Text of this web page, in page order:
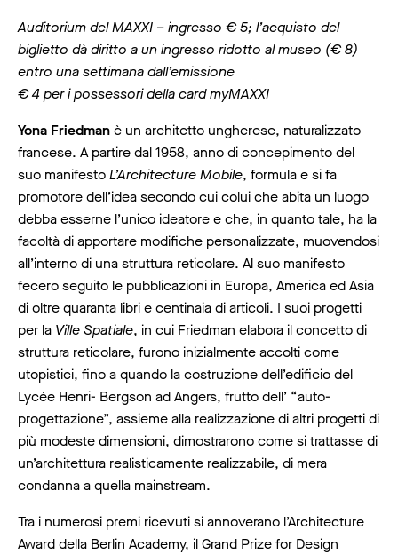
Auditorium del MAXXI – ingresso € 5; l’acquisto del
biglietto dà diritto a un ingresso ridotto al museo (€ 8)
entro una settimana dall’emissione
€ 4 per i possessori della card myMAXXI
Yona Friedmanè un architetto ungherese, naturalizzato
francese. A partire dal 1958, anno di concepimento del
suo manifestoL’Architecture Mobile, formula e si fa
promotore dell’idea secondo cui colui che abita un luogo
debba esserne l’unico ideatore e che, in quanto tale, ha la
facoltà di apportare modifiche personalizzate, muovendosi
all’interno di una struttura reticolare. Al suo manifesto
fecero seguito le pubblicazioni in Europa, America ed Asia
di oltre quaranta libri e centinaia di articoli. I suoi progetti
per la Ville Spatiale, in cui Friedman elabora il concetto di
struttura reticolare, furono inizialmente accolti come
utopistici, fino a quando la costruzione dell’edificio del
Lycée Henri- Bergson ad Angers, frutto dell’ “auto-
progettazione”, assieme alla realizzazione di altri progetti di
più modeste dimensioni, dimostrarono come si trattasse di
un’architettura realisticamente realizzabile, di mera
condanna a quella mainstream.
Tra i numerosi premi ricevuti si annoverano l’Architecture
Award della Berlin Academy, il Grand Prize for Design